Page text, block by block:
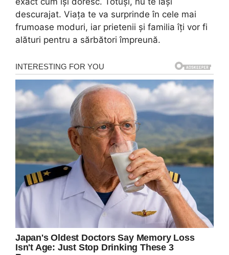
descurajat. Viața te va surprinde în cele mai
frumoase moduri, iar prietenii și familia îți vor fi
alături pentru a sărbători împreună.